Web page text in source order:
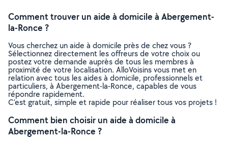
Comment trouver un aide à domicile à Abergement-
la-Ronce ?
Vous cherchez un aide à domicile près de chez vous ?
Sélectionnez directement les offreurs de votre choix ou
postez votre demande auprès de tous les membres à
proximité de votre localisation. AlloVoisins vous met en
relation avec tous les aides à domicile, professionnels et
particuliers, à Abergement-la-Ronce, capables de vous
répondre rapidement.
C’est gratuit, simple et rapide pour réaliser tous vos projets !
Comment bien choisir un aide à domicile à
Abergement-la-Ronce ?